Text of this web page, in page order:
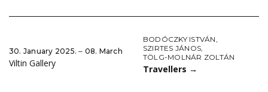
30. January 2025. ‒ 08. March
Viltin Gallery
BODÓCZKY ISTVÁN,
SZIRTES JÁNOS,
TÖLG-MOLNÁR ZOLTÁN
Travellers →